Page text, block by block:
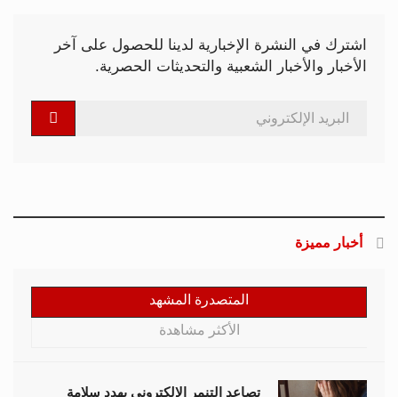
اشترك في النشرة الإخبارية لدينا للحصول على آخر
الأخبار والأخبار الشعبية والتحديثات الحصرية.
أخبار مميزة
المتصدرة المشهد
الأكثر مشاهدة
تصاعد التنمر الإلكتروني يهدد سلامة